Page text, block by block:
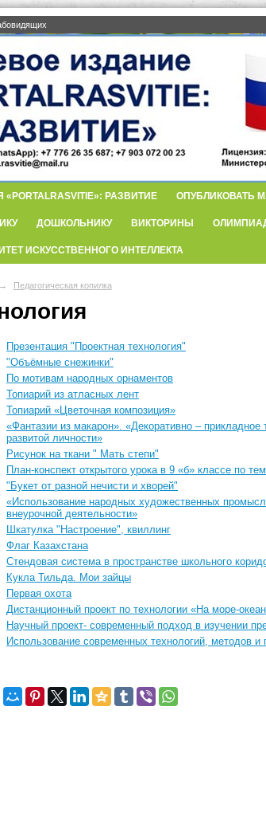
РАЗВИТИЕ ОПУБЛИКОВАТЬ
ДОШКОЛЬНИКУ ВИКТОРИНЫ
ИСКУССТВЕННОГО ИНТЕЛЛЕКТА
→ Педагогическая копилка
Презентация "Проектная технология"
"Объёмные снежинки"
По мотивам народных орнаментов
Топиарий из атласных лент
Топиарий «Цветочная композиция»
«Фантазии из макарон». «Декоративно –
развитой личности»
Рисунок на ткани " Мать степи"
План-конспект открытого урока в 9 «б» классе по
"Букет от разной нечисти и хворей"
«Использование народных художественных
внеурочной деятельности»
Шкатулка "Настроение", квиллинг
Флаг Казахстана
Стендовая система в пространстве школьного
Кукла Тильда. Мои зайцы
Первая охота
Дистанционный проект по технологии «На море-
Научный проект- современный подход в изучении
Использование современных технологий, методов